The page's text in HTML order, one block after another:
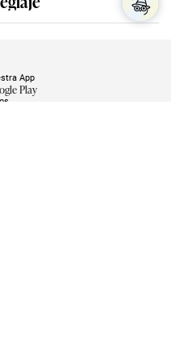
App
Play